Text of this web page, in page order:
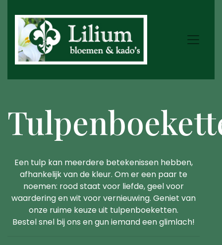
Een tulp kan meerdere betekenissen hebben,
afhankelijk van de kleur. Om er een paar te
noemen: rood staat voor liefde, geel voor
waardering en wit voor vernieuwing. Geniet van
onze ruime keuze uit tulpenboeketten.
Bestel snel bij ons en gun iemand een glimlach!